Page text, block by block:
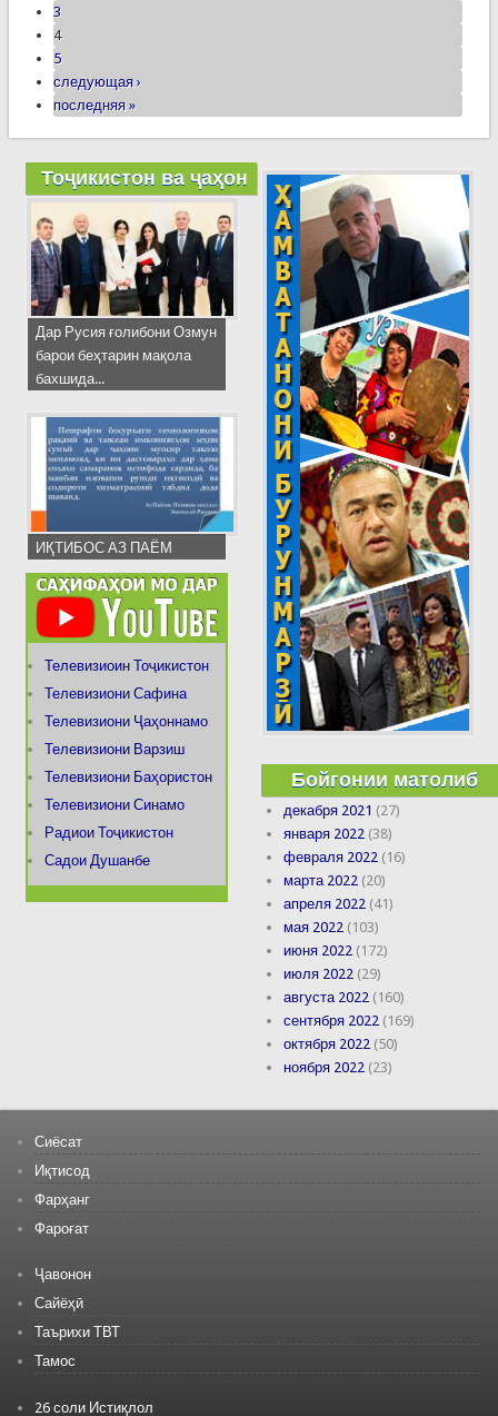
3
4
5
следующая ›
последняя »
Тоҷикистон ва ҷаҳон
Дар Русия ғолибони Озмун
барои беҳтарин мақола
бахшида...
ИҚТИБОС АЗ ПАЁМ
Телевизиоин Тоҷикистон
Телевизиони Сафина
Телевизиони Ҷаҳоннамо
Телевизиони Варзиш
Телевизиони Баҳористон
Телевизиони Синамо
Радиои Тоҷикистон
Садои Душанбе
Бойгонии матолиб
декабря 2021 (27)
января 2022 (38)
февраля 2022 (16)
марта 2022 (20)
апреля 2022 (41)
мая 2022 (103)
июня 2022 (172)
июля 2022 (29)
августа 2022 (160)
сентября 2022 (169)
октября 2022 (50)
ноября 2022 (23)
Сиёсат
Иқтисод
Фарҳанг
Фароғат
Ҷавонон
Сайёҳӣ
Таърихи ТВТ
Тамос
26 соли Истиқлол